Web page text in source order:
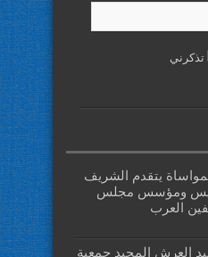
تذكرني
يتقدم الشريف
ومؤسس مجلس
العرب
العرش المجيد جمعية